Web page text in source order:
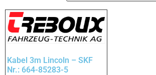
Kabel 3m Lincoln – SKF
Nr.: 664-85283-5